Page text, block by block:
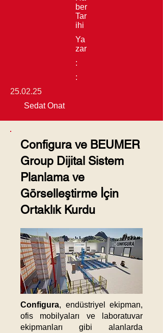
ber
Tar
ihi
Ya
zar
:
:
25.02.25
Sedat Onat
Configura ve BEUMER
Group Dijital Sistem
Planlama ve
Görselleştirme İçin
Ortaklık Kurdu
Configura, endüstriyel ekipman,
ofis mobilyaları ve laboratuvar
ekipmanları gibi alanlarda